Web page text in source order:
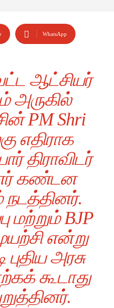
WhatsApp
ஆட்சியர்
அருகில்
PM Shri
எதிராக
திராவிடர்
கண்டன
நடத்தினர்.
மற்றும் BJP
என்று
புதிய அரசு
கூடாது